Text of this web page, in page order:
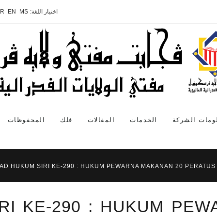
اختيار اللغة: MS
EN
الشركة الخدمات المقالات فلك المحفوظات
HUKUM SIRI KE-290 : HUKUM PEWARNA MAKANAN 20 PERATUS
KE-290 : HUKUM